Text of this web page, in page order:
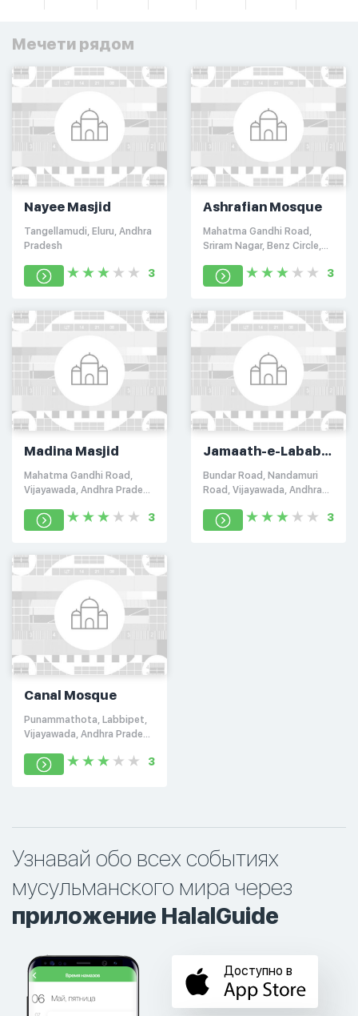
Мечети рядом
Nayee Masjid
Tangellamudi, Eluru, Andhra
Pradesh
3
Ashrafian Mosque
Mahatma Gandhi Road,
Sriram Nagar, Benz Circle,
520010
3
Madina Masjid
Mahatma Gandhi Road,
Vijayawada, Andhra Pradesh
3
Jamaath-e-Lababin
Masjid
Bundar Road, Nandamuri
Road, Vijayawada, Andhra
3
Canal Mosque
Punammathota, Labbipet,
Vijayawada, Andhra Pradesh
3
Узнавай обо всех событиях
мусульманского мира через
приложение HalalGuide
Доступно в